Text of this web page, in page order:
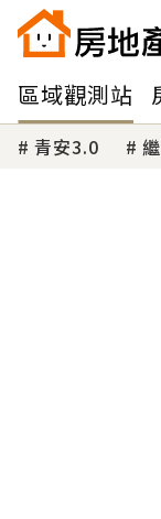
區域觀測站
青安3.0